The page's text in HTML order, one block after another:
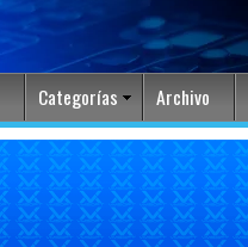
Categorías Archivo